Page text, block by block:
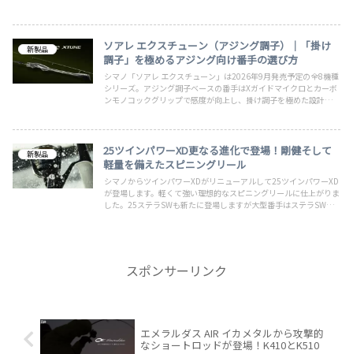
新製品
ソアレ エクスチューン（アジング調子）｜「掛け
調子」を極めるアジング向け番手の選び方
シマノ「ソアレ エクスチューン」は2026年9月発売予定の全8機種
シリーズ。アジング調子ベースの番手はXガイドマイクロとカーボ
ンモノコックグリップで感度が向上し、掛け調子を極めた設計。番
新製品
25ツインパワーXD更なる進化で登場！剛健そして
軽量を備えたスピニングリール
シマノからツインパワーXDがリニューアルして25ツインパワーXD
が登場します。軽くて強い理想的なスピニングリールに仕上がりま
した。25ステラSWも新たに登場しますが大型番手はステラSW、
スポンサーリンク
エメラルダス AIR イカメタルから攻撃的
なショートロッドが登場！K410とK510